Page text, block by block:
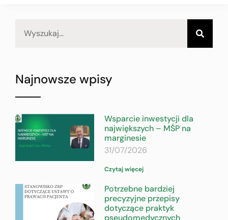
Najnowsze wpisy
Wsparcie inwestycji dla
największych – MŚP na
marginesie
31/07/2026
Czytaj więcej
Potrzebne bardziej
precyzyjne przepisy
dotyczące praktyk